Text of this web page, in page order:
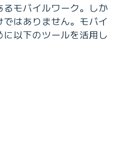
モバイルワーク。しか
はありません。モバイ
以下のツールを活用し